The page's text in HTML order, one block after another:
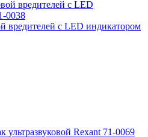
вредителей с LED индикатором